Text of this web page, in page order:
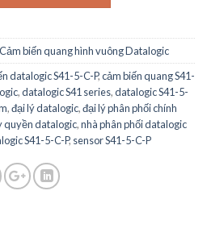
Cảm biến quang hình vuông Datalogic
datalogic S41-5-C-P,cảm biến quang S41-
,datalogic S41 series,datalogic S41-5-
,đại lý datalogic,đại lý phân phối chính
quyền datalogic,nhà phân phối datalogic
S41-5-C-P, sensor S41-5-C-P